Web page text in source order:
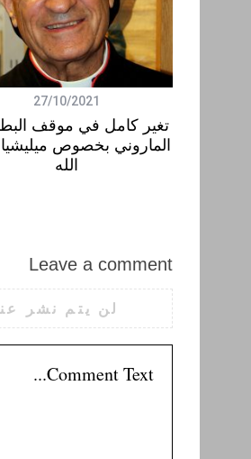
27/10/2021
تغير كامل في موقف
الماروني بخصوص
الله
Leave a comment
لن يتم نشر